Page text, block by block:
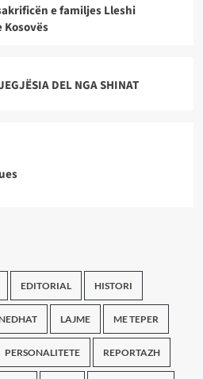
e familjes Lleshi
DEL NGA SHINAT
EDITORIAL HISTORI
LAJME ME TEPER
PERSONALITETE REPORTAZH